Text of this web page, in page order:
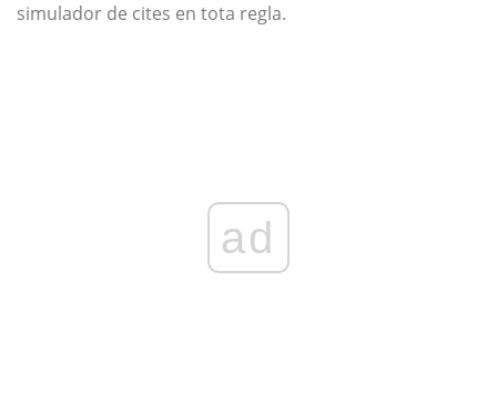
simulador de cites en tota regla.
ad